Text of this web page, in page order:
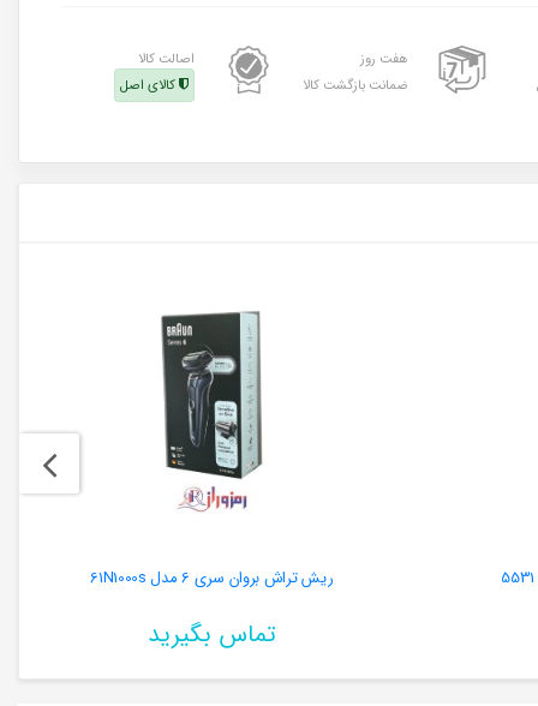
هفت روز
ضمانت بازگشت کالا
اصالت کالا
کالای اصل
ریش تراش بروان سری 6 مدل 61N1000s
تماس بگیرید